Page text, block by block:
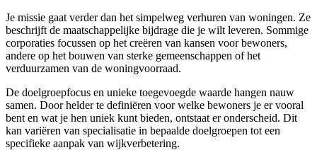
Je missie gaat verder dan het simpelweg verhuren van woningen. Ze
beschrijft de maatschappelijke bijdrage die je wilt leveren. Sommige
corporaties focussen op het creëren van kansen voor bewoners,
andere op het bouwen van sterke gemeenschappen of het
verduurzamen van de woningvoorraad.
De doelgroepfocus en unieke toegevoegde waarde hangen nauw
samen. Door helder te definiëren voor welke bewoners je er vooral
bent en wat je hen uniek kunt bieden, ontstaat er onderscheid. Dit
kan variëren van specialisatie in bepaalde doelgroepen tot een
specifieke aanpak van wijkverbetering.